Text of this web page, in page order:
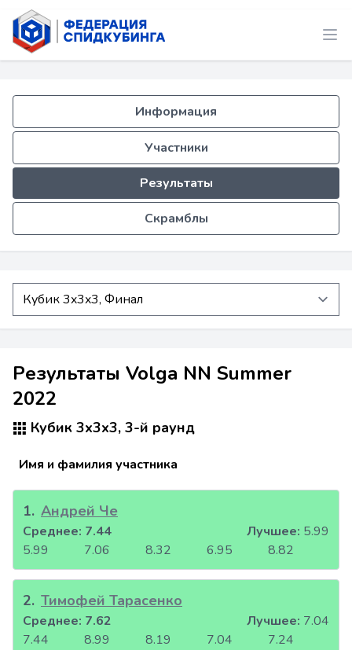
Информация
Участники
Результаты
Скрамблы
Результаты Volga NN Summer
2022
Кубик 3x3x3, 3-й раунд
Имя и фамилия участника
1. Андрей Че
5.99 7.06 8.32 6.95 8.82
Среднее: 7.44 Лучшее: 5.99
2. Тимофей Тарасенко
7.44 8.99 8.19 7.04 7.24
Среднее: 7.62 Лучшее: 7.04